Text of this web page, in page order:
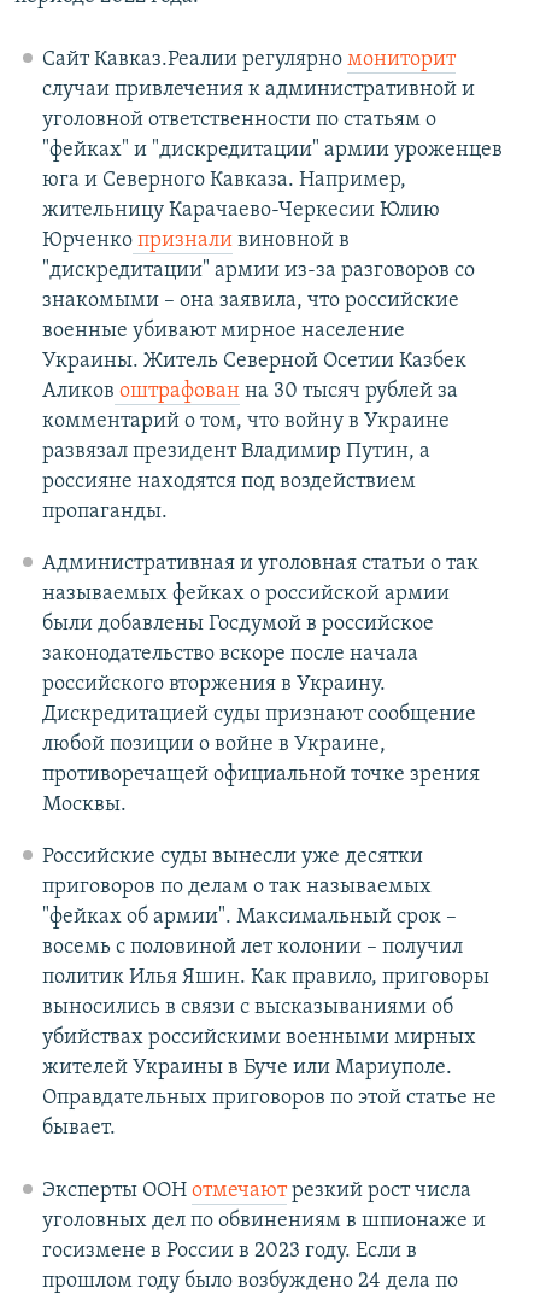
Сайт Кавказ.Реалии регулярно мониторит
случаи привлечения к административной и
уголовной ответственности по статьям о
"фейках" и "дискредитации" армии уроженцев
юга и Северного Кавказа. Например,
жительницу Карачаево-Черкесии Юлию
Юрченкопризналивиновной в
"дискредитации" армии из-за разговоров со
знакомыми – она заявила, что российские
военные убивают мирное население
Украины. Житель Северной Осетии Казбек
Аликов оштрафованна 30 тысяч рублей за
комментарий о том, что войну в Украине
развязал президент Владимир Путин, а
россияне находятся под воздействием
пропаганды.
Административная и уголовная статьи о так
называемых фейках о российской армии
были добавлены Госдумой в российское
законодательство вскоре после начала
российского вторжения в Украину.
Дискредитацией суды признают сообщение
любой позиции о войне в Украине,
противоречащей официальной точке зрения
Москвы.
Российские суды вынесли уже десятки
приговоров по делам о так называемых
"фейках об армии". Максимальный срок –
восемь с половиной лет колонии – получил
политик Илья Яшин. Как правило, приговоры
выносились в связи с высказываниями об
убийствах российскими военными мирных
жителей Украины в Буче или Мариуполе.
Оправдательных приговоров по этой статье не
бывает.
Эксперты ООН отмечаютрезкий рост числа
уголовных дел по обвинениям в шпионаже и
госизмене в России в 2023 году. Если в
прошлом году было возбуждено 24 дела по